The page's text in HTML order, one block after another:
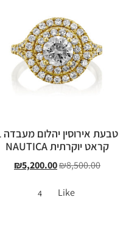
טבעת אירוסין יהלום מעבדה 1
קראט יוקרתית NAUTICA
₪8,500.00
₪5,200.00
Like